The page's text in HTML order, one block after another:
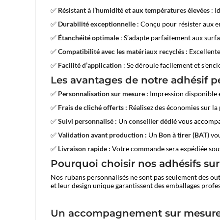
✅ Résistant à l’humidité et aux températures élevées :
✅ Durabilité exceptionnelle : Conçu pour résister aux
✅ Étanchéité optimale : S’adapte parfaitement aux
✅Compatibilité avec les matériaux recyclés :
✅ Facilité d’application : Se déroule facilement et
Les avantages de notre adhésif
✅ Personnalisation sur mesure : Impression disponible
✅ Frais de cliché offerts : Réalisez des économies sur
✅Suivi personnalisé : Un conseiller dédiévous
✅Validation avant production : Un Bon à tirer (BAT)
✅ Livraison rapide : Votre commande sera expédiée
Pourquoi choisir nos adhésifs
Nos rubans personnalisés ne sont pas seulement des
et leur design unique garantissent des emballages
Un accompagnement sur